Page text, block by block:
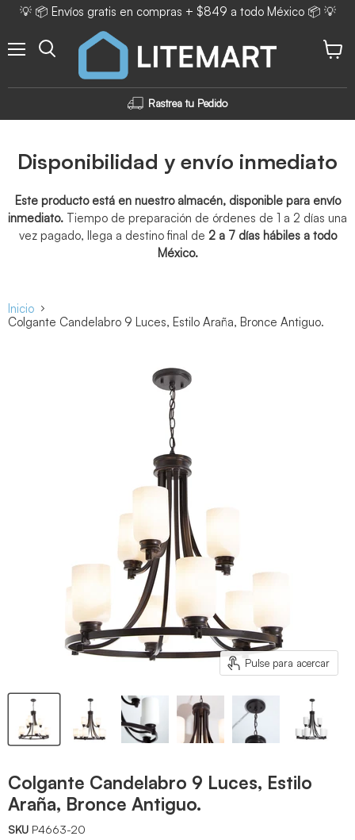
💡 📦 Envíos gratis en compras + $849 a todo México 📦 💡
Rastrea tu Pedido
Disponibilidad y envío inmediato
Este producto está en nuestro almacén, disponible para envío
inmediato. Tiempo de preparación de órdenes de 1 a 2 días una
vez pagado, llega a destino final de 2 a 7 días hábiles a todo
México.
Inicio
Colgante Candelabro 9 Luces, Estilo Araña, Bronce Antiguo.
Pulse para acercar
Colgante Candelabro 9 Luces, Estilo
Araña, Bronce Antiguo.
SKU P4663-20